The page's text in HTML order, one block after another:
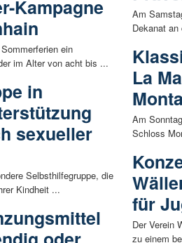
Kampagne
ein
im Alter von acht bis ...
in
sexueller
Selbsthilfegruppe, die
Kindheit ...
Am
Dekanat
La
Am
Schloss
für
Der Verein
zu einem